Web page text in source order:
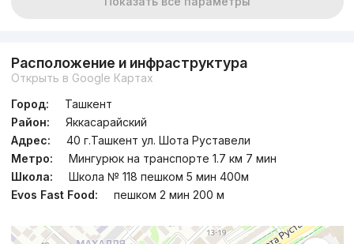
Расположение и инфраструктура
Открыть в Google Картах
Город:
Ташкент
Район:
Яккасарайский
Адрес:
40 г.Ташкент ул. Шота Руставели
Метро:
Мингурюк на транспорте 1.7 км 7 мин
Школа:
Школа № 118 пешком 5 мин 400м
Evos Fast Food:
пешком 2 мин 200 м